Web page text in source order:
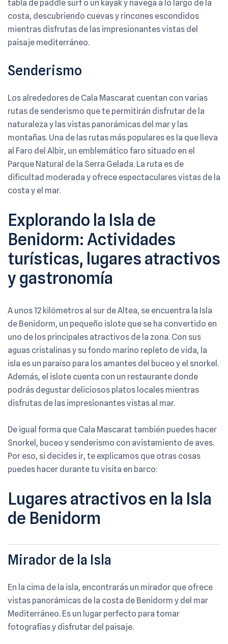
tabla de paddle surf o un kayak y navega a lo largo de la
costa, descubriendo cuevas y rincones escondidos
mientras disfrutas de las impresionantes vistas del
paisaje mediterráneo.
Senderismo
Los alrededores de Cala Mascarat cuentan con varias
rutas de senderismo que te permitirán disfrutar de la
naturaleza y las vistas panorámicas del mar y las
montañas. Una de las rutas más populares es la que lleva
al Faro del Albir, un emblemático faro situado en el
Parque Natural de la Serra Gelada. La ruta es de
dificultad moderada y ofrece espectaculares vistas de la
costa y el mar.
Explorando la Isla de
Benidorm: Actividades
turísticas, lugares atractivos
y gastronomía
A unos 12 kilómetros al sur de Altea, se encuentra la Isla
de Benidorm, un pequeño islote que se ha convertido en
uno de los principales atractivos de la zona. Con sus
aguas cristalinas y su fondo marino repleto de vida, la
isla es un paraíso para los amantes del buceo y el snorkel.
Además, el islote cuenta con un restaurante donde
podrás degustar deliciosos platos locales mientras
disfrutas de las impresionantes vistas al mar.
De igual forma que Cala Mascarat también puedes hacer
Snorkel, buceo y senderismo con avistamiento de aves.
Por eso, si decides ir, te explicamos que otras cosas
puedes hacer durante tu visita en barco:
Lugares atractivos en la Isla
de Benidorm
Mirador de la Isla
En la cima de la isla, encontrarás un mirador que ofrece
vistas panorámicas de la costa de Benidorm y del mar
Mediterráneo. Es un lugar perfecto para tomar
fotografías y disfrutar del paisaje.